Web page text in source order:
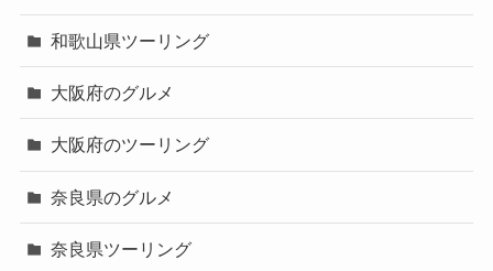
和歌山県ツーリング
大阪府のグルメ
大阪府のツーリング
奈良県のグルメ
奈良県ツーリング